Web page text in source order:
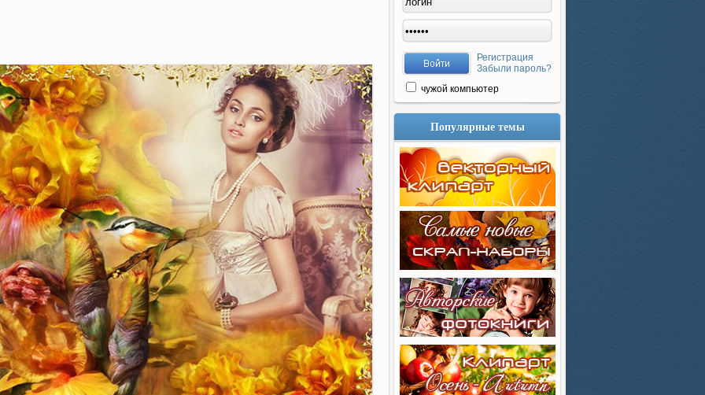
Регистрация
Забыли пароль?
чужой компьютер
Популярные темы